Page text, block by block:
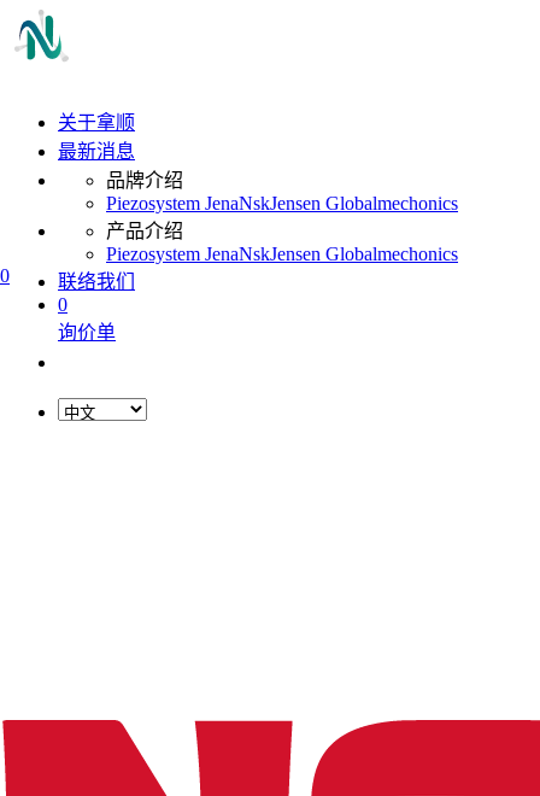
0
关于拿顺
最新消息
品牌介绍
Piezosystem JenaNskJensen Globalmechonics
产品介绍
Piezosystem JenaNskJensen Globalmechonics
联络我们
0
询价单